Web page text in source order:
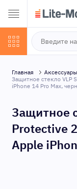
Главная Аксессуары
Защитное стекло VLP
iPhone 14 Pro Max,
Защитное
Protective
Apple